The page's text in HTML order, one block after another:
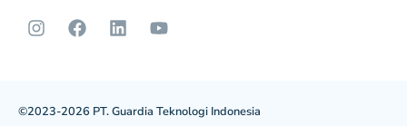
©2023-2026 PT. Guardia Teknologi Indonesia